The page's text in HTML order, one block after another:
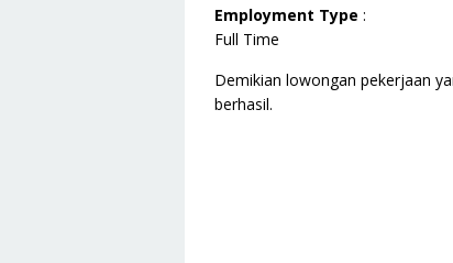
Employment Type :
Full Time
Demikian lowongan pekerjaan
berhasil.